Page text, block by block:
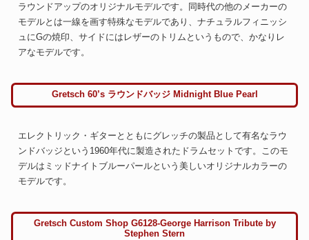
ラウンドアップのオリジナルモデルです。同時代の他のメーカーの
モデルとは一線を画す特殊なモデルであり、ナチュラルフィニッシ
ュにGの焼印、サイドにはレザーのトリムというもので、かなりレ
アなモデルです。
Gretsch 60’s ラウンドバッジ Midnight Blue Pearl
エレクトリック・ギターとともにグレッチの製品として有名なラウ
ンドバッジという1960年代に製造されたドラムセットです。このモ
デルはミッドナイトブルーパールという美しいオリジナルカラーの
モデルです。
Gretsch Custom Shop G6128-George Harrison Tribute by
Stephen Stern